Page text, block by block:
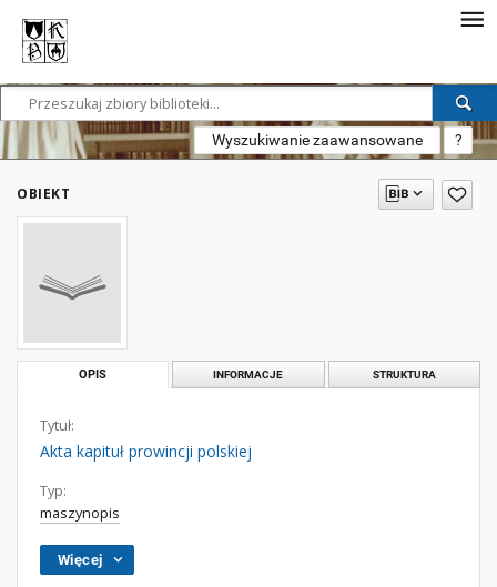
Wyszukiwanie zaawansowane ?
OBIEKT
OPIS INFORMACJE STRUKTURA
Tytuł:
Akta kapituł prowincji polskiej
Typ:
maszynopis
Więcej